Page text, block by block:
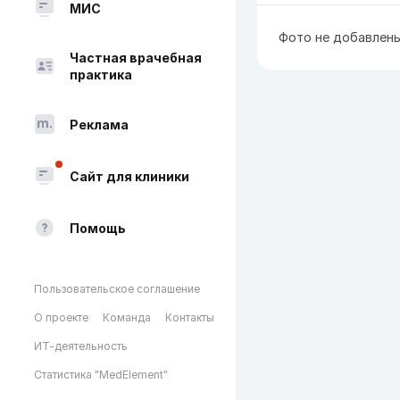
МИС
Частная врачебная
практика
Реклама
Сайт для клиники
Помощь
Пользовательское соглашение
О проекте Команда Контакты
ИТ-деятельность
Статистика "MedElement"
Фото не